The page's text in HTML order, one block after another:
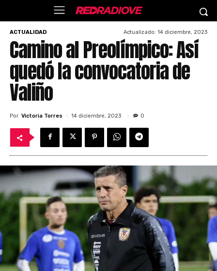
ACTUALIDAD Actualizado: 14 diciembre, 2023
Camino al Preolímpico: Así
quedó la convocatoria de
Valiño
Por Victoria Torres 14 diciembre, 2023 0